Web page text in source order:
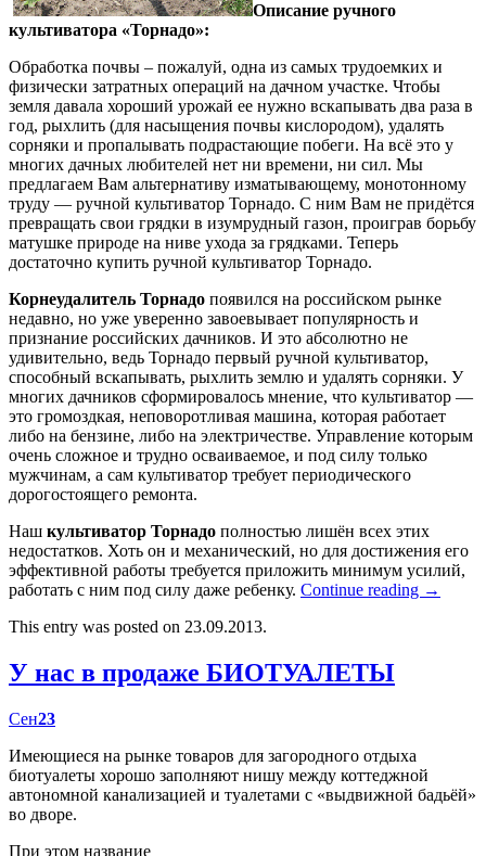
Описание ручного
культиватора «Торнадо»:
Обработка почвы – пожалуй, одна из самых трудоемких и
физически затратных операций на дачном участке. Чтобы
земля давала хороший урожай ее нужно вскапывать два раза в
год, рыхлить (для насыщения почвы кислородом), удалять
сорняки и пропалывать подрастающие побеги. На всё это у
многих дачных любителей нет ни времени, ни сил. Мы
предлагаем Вам альтернативу изматывающему, монотонному
труду — ручной культиватор Торнадо. С ним Вам не придётся
превращать свои грядки в изумрудный газон, проиграв борьбу
матушке природе на ниве ухода за грядками. Теперь
достаточно купить ручной культиватор Торнадо.
Корнеудалитель Торнадо появился на российском рынке
недавно, но уже уверенно завоевывает популярность и
признание российских дачников. И это абсолютно не
удивительно, ведь Торнадо первый ручной культиватор,
способный вскапывать, рыхлить землю и удалять сорняки. У
многих дачников сформировалось мнение, что культиватор —
это громоздкая, неповоротливая машина, которая работает
либо на бензине, либо на электричестве. Управление которым
очень сложное и трудно осваиваемое, и под силу только
мужчинам, а сам культиватор требует периодического
дорогостоящего ремонта.
Наш культиватор Торнадо полностью лишён всех этих
недостатков. Хоть он и механический, но для достижения его
эффективной работы требуется приложить минимум усилий,
работать с ним под силу даже ребенку. Continue reading →
This entry was posted on 23.09.2013.
У нас в продаже БИОТУАЛЕТЫ
Сен23
Имеющиеся на рынке товаров для загородного отдыха
биотуалеты хорошо заполняют нишу между коттеджной
автономной канализацией и туалетами с «выдвижной бадьёй»
во дворе.
При этом название